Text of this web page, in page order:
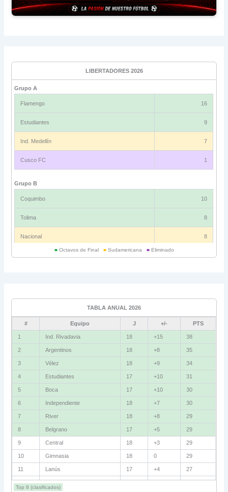
LIBERTADORES 2026
Grupo A
Flamengo 16
Estudiantes 9
Ind. Medellín 7
Cusco FC 1
Grupo B
Coquimbo 10
Tolima 8
Nacional 8
Bolívar 5
La Guaira
Grupo D
U. Católica
Cruzeiro 11
Boca Jrs.
Barcelona SC
Grupo E
Corinthians
■Octavos de Final ■Sudamericana ■Eliminado
TABLA ANUAL 2026
# Equipo J +/- PTS
1 Ind. Rivadavia 18 +15 38
2 Argentinos 18 +8 35
3 Vélez 18 +9 34
4 Estudiantes 17 +10 31
5 Boca 17 +10 30
6 Independiente 18 +7 30
7 River 18 +8 29
8 Belgrano 17 +5 29
9 Central 18 +3 29
10 Gimnasia 18 0 29
11 Lanús 17 +4 27
12 Barracas 18 +2 27
Top 8 (clasificados)